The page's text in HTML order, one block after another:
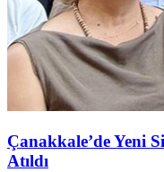
Çanakkale’de Yeni
Atıldı